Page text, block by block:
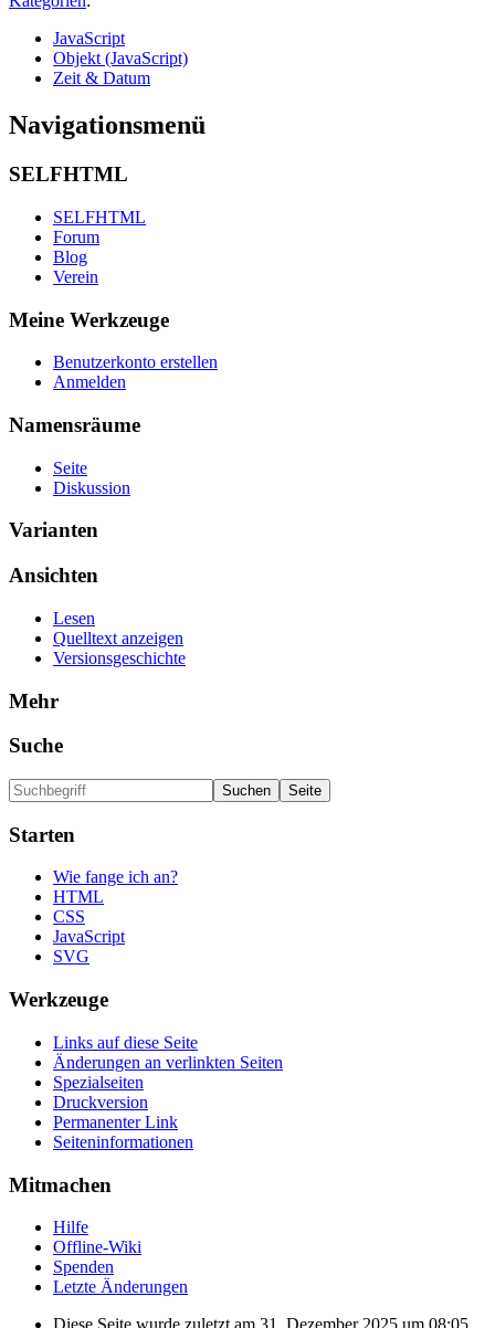
JavaScript
Objekt (JavaScript)
Zeit & Datum
Navigationsmenü
SELFHTML
SELFHTML
Forum
Blog
Verein
Meine Werkzeuge
Benutzerkonto erstellen
Anmelden
Namensräume
Seite
Diskussion
Varianten
Ansichten
Lesen
Quelltext anzeigen
Versionsgeschichte
Mehr
Suche
Starten
Wie fange ich an?
HTML
CSS
JavaScript
SVG
Werkzeuge
Links auf diese Seite
Änderungen an verlinkten Seiten
Spezialseiten
Druckversion
Permanenter Link
Seiten­informationen
Mitmachen
Hilfe
Offline-Wiki
Spenden
Letzte Änderungen